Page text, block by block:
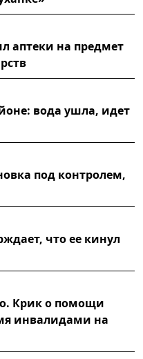
аптеки на предмет
вода ушла, идет
под контролем,
что ее кинул
Крик о помощи
инвалидами на